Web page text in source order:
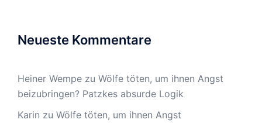
Neueste Kommentare
Heiner Wempe zu Wölfe töten, um ihnen Angst
beizubringen? Patzkes absurde Logik
Karin zu Wölfe töten, um ihnen Angst